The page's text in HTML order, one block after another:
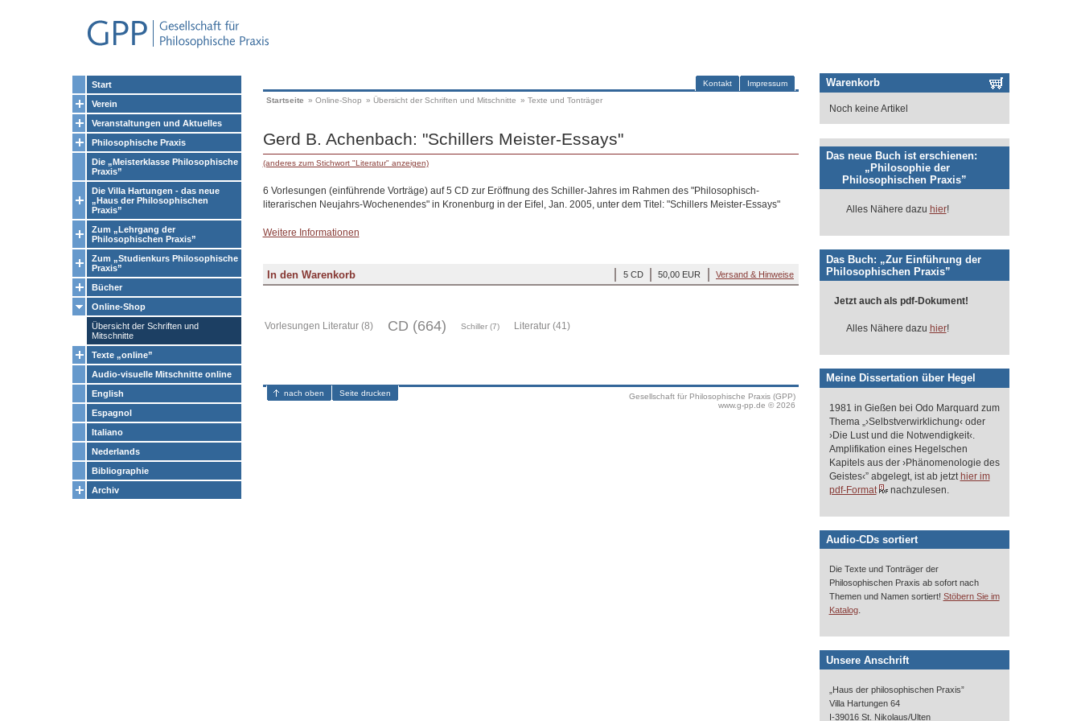
Start
Verein
Veranstaltungen und Aktuelles
Philosophische Praxis
Die „Meisterklasse Philosophische
Praxis”
Die Villa Hartungen - das neue
„Haus der Philosophischen
Praxis”
Zum „Lehrgang der
Philosophischen Praxis”
Zum „Studienkurs Philosophische
Praxis”
Bücher
Online-Shop
Übersicht der Schriften und
Mitschnitte
Texte „online”
Audio-visuelle Mitschnitte online
English
Espagnol
Italiano
Nederlands
Bibliographie
Archiv
Impressum
Kontakt
Startseite » Online-Shop » Übersicht der Schriften und Mitschnitte » Texte und Tonträger
Gerd B. Achenbach: "Schillers Meister-Essays"
(anderes zum Stichwort "Literatur" anzeigen)
6 Vorlesungen (einführende Vorträge) auf 5 CD zur Eröffnung des Schiller-Jahres im Rahmen des "Philosophisch-
literarischen Neujahrs-Wochenendes" in Kronenburg in der Eifel, Jan. 2005, unter dem Titel: "Schillers Meister-Essays"
Weitere Informationen
Versand & Hinweise
50,00 EUR
5 CD
Vorlesungen Literatur (8) CD (664) Schiller (7) Literatur (41)
Gesellschaft für Philosophische Praxis (GPP)
www.g-pp.de © 2026
nach oben Seite drucken
Warenkorb
Noch keine Artikel
Das neue Buch ist erschienen:
„Philosophie der
Philosophischen Praxis”
Alles Nähere dazu hier!
Das Buch: „Zur Einführung der
Philosophischen Praxis”
Jetzt auch als pdf-Dokument!
Alles Nähere dazu hier!
Meine Dissertation über Hegel
1981 in Gießen bei Odo Marquard zum
Thema „›Selbstverwirklichung‹ oder
›Die Lust und die Notwendigkeit‹.
Amplifikation eines Hegelschen
Kapitels aus der ›Phänomenologie des
Geistes‹” abgelegt, ist ab jetzt hier im
pdf-Format
nachzulesen.
Audio-CDs sortiert
Die Texte und Tonträger der
Philosophischen Praxis ab sofort nach
Themen und Namen sortiert! Stöbern Sie im
Katalog.
Unsere Anschrift
„Haus der philosophischen Praxis”
Villa Hartungen 64
I-39016 St. Nikolaus/Ulten